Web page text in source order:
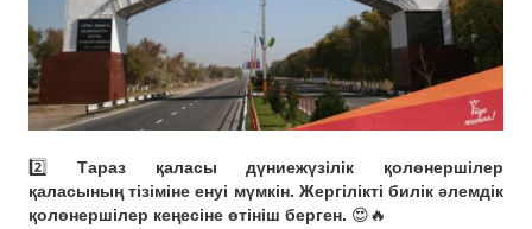
2️⃣ Тараз қаласы дүниежүзілік қолөнершілер
қаласының тізіміне енуі мүмкін. Жергілікті билік әлемдік
қолөнершілер кеңесіне өтініш берген. 😍🔥